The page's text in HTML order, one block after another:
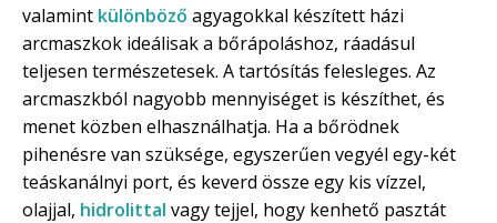
valamint különböző agyagokkal készített házi
arcmaszkok ideálisak a bőrápoláshoz, ráadásul
teljesen természetesek. A tartósítás felesleges. Az
arcmaszkból nagyobb mennyiséget is készíthet, és
menet közben elhasználhatja. Ha a bőrödnek
pihenésre van szüksége, egyszerűen vegyél egy-két
teáskanálnyi port, és keverd össze egy kis vízzel,
olajjal, hidrolittal vagy tejjel, hogy kenhető pasztát